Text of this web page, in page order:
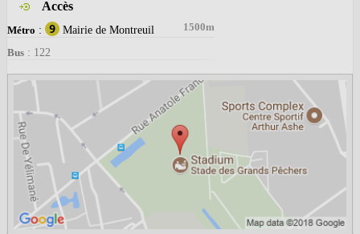
Accès
Métro : Mairie de Montreuil 1500m
Bus : 122